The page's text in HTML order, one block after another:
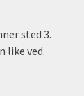
sted 3.
like ved.